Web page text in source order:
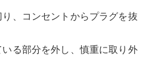
、コンセントからプラグを抜
る部分を外し、慎重に取り外